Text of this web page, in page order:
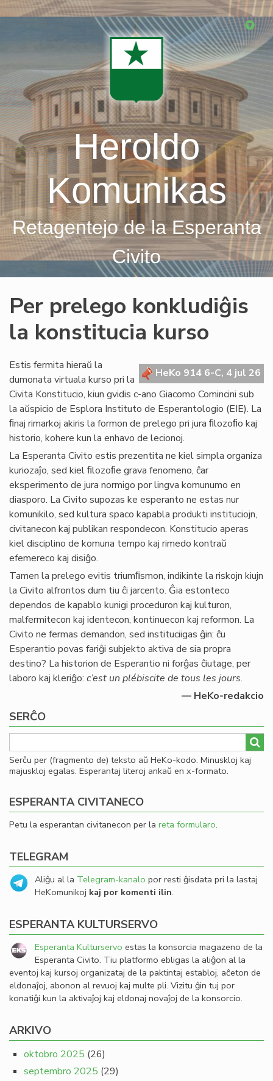
Skip
Heroldo
Komunikas
Retagentejo de la Esperanta
Civito
Per prelego konkludiĝis
la konstitucia kurso
HeKo 914 6-C, 4 jul 26
Estis fermita hieraŭ la
dumonata virtuala kurso pri la
Civita Konstitucio, kiun gvidis c-ano Giacomo Comincini sub
la aŭspicio de Esplora Instituto de Esperantologio (EIE). La
ﬁnaj rimarkoj akiris la formon de prelego pri jura ﬁlozoﬁo kaj
historio, kohere kun la enhavo de lecionoj.
La Esperanta Civito estis prezentita ne kiel simpla organiza
kuriozaĵo, sed kiel ﬁlozoﬁe grava fenomeno, ĉar
eksperimento de jura normigo por lingva komunumo en
diasporo. La Civito supozas ke esperanto ne estas nur
komunikilo, sed kultura spaco kapabla produkti instituciojn,
civitanecon kaj publikan respondecon. Konstitucio aperas
kiel disciplino de komuna tempo kaj rimedo kontraŭ
efemereco kaj disiĝo.
Tamen la prelego evitis triumﬁsmon, indikinte la riskojn kiujn
la Civito alfrontos dum tiu ĉi jarcento. Ĝia estonteco
dependos de kapablo kunigi proceduron kaj kulturon,
malfermitecon kaj identecon, kontinuecon kaj reformon. La
Civito ne fermas demandon, sed instituciigas ĝin: ĉu
Esperantio povas fariĝi subjekto aktiva de sia propra
destino? La historion de Esperantio ni forĝas ĉiutage, per
laboro kaj kleriĝo: c’est un plébiscite de tous les jours.
— HeKo-redakcio
SERĈO
Serĉu per (fragmento de) teksto aŭ HeKo-kodo. Minuskloj kaj
majuskloj egalas. Esperantaj literoj ankaŭ en x-formato.
ESPERANTA CIVITANECO
Petu la esperantan civitanecon per la reta formularo.
TELEGRAM
Aliĝu al la Telegram-kanalo por resti ĝisdata pri la lastaj
HeKomunikoj kaj por komenti ilin.
ESPERANTA KULTURSERVO
Esperanta Kulturservo estas la konsorcia magazeno de la
Esperanta Civito. Tiu platformo ebligas la aliĝon al la
eventoj kaj kursoj organizataj de la paktintaj establoj, aĉeton de
eldonaĵoj, abonon al revuoj kaj multe pli. Vizitu ĝin tuj por
konatiĝi kun la aktivaĵoj kaj eldonaj novaĵoj de la konsorcio.
ARKIVO
oktobro 2025 (26)
septembro 2025 (29)